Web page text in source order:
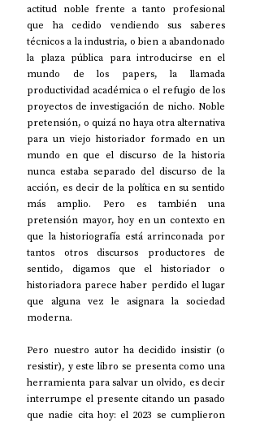
actitud noble frente a tanto profesional
que ha cedido vendiendo sus saberes
técnicos a la industria, o bien a abandonado
la plaza pública para introducirse en el
mundo de los papers, la llamada
productividad académica o el refugio de los
proyectos de investigación de nicho. Noble
pretensión, o quizá no haya otra alternativa
para un viejo historiador formado en un
mundo en que el discurso de la historia
nunca estaba separado del discurso de la
acción, es decir de la política en su sentido
más amplio. Pero es también una
pretensión mayor, hoy en un contexto en
que la historiografía está arrinconada por
tantos otros discursos productores de
sentido, digamos que el historiador o
historiadora parece haber perdido el lugar
que alguna vez le asignara la sociedad
moderna.
Pero nuestro autor ha decidido insistir (o
resistir), y este libro se presenta como una
herramienta para salvar un olvido, es decir
interrumpe el presente citando un pasado
que nadie cita hoy: el 2023 se cumplieron